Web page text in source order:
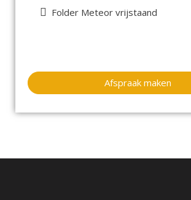
Folder Meteor vrijstaand
Afspraak maken